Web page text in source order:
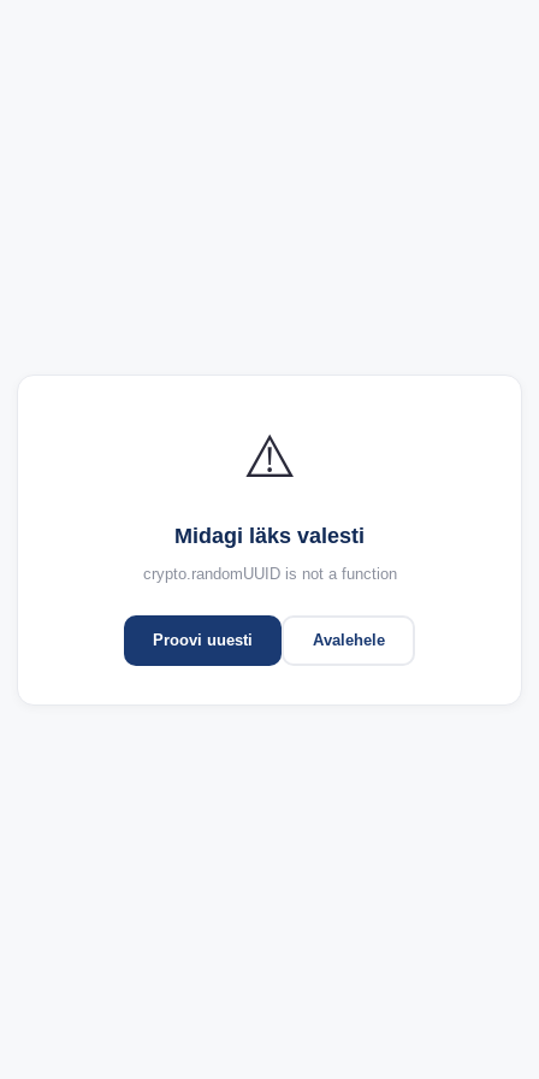
⚠️
Midagi läks valesti
crypto.randomUUID is not a function
Proovi uuesti Avalehele